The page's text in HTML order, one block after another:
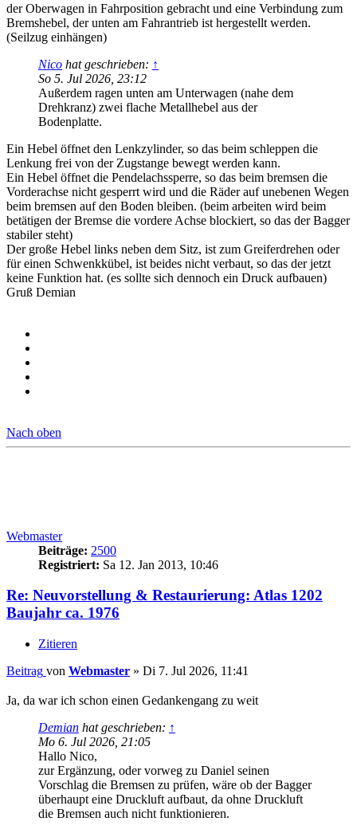
der Oberwagen in Fahrposition gebracht und eine Verbindung zum
Bremshebel, der unten am Fahrantrieb ist hergestellt werden.
(Seilzug einhängen)
Nico hat geschrieben: ↑
So 5. Jul 2026, 23:12
Außerdem ragen unten am Unterwagen (nahe dem
Drehkranz) zwei flache Metallhebel aus der
Bodenplatte.
Ein Hebel öffnet den Lenkzylinder, so das beim schleppen die
Lenkung frei von der Zugstange bewegt werden kann.
Ein Hebel öffnet die Pendelachssperre, so das beim bremsen die
Vorderachse nicht gesperrt wird und die Räder auf unebenen Wegen
beim bremsen auf den Boden bleiben. (beim arbeiten wird beim
betätigen der Bremse die vordere Achse blockiert, so das der Bagger
stabiler steht)
Der große Hebel links neben dem Sitz, ist zum Greiferdrehen oder
für einen Schwenkkübel, ist beides nicht verbaut, so das der jetzt
keine Funktion hat. (es sollte sich dennoch ein Druck aufbauen)
Gruß Demian
Nach oben
Webmaster
Beiträge: 2500
Registriert: Sa 12. Jan 2013, 10:46
Re: Neuvorstellung & Restaurierung: Atlas 1202
Baujahr ca. 1976
Zitieren
Beitrag von Webmaster » Di 7. Jul 2026, 11:41
Ja, da war ich schon einen Gedankengang zu weit
Demian hat geschrieben: ↑
Mo 6. Jul 2026, 21:05
Hallo Nico,
zur Ergänzung, oder vorweg zu Daniel seinen
Vorschlag die Bremsen zu prüfen, wäre ob der Bagger
überhaupt eine Druckluft aufbaut, da ohne Druckluft
die Bremsen auch nicht funktionieren.